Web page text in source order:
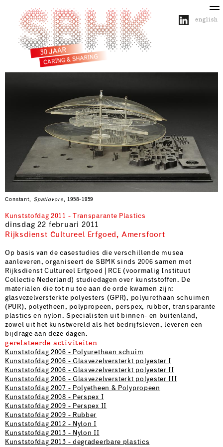
english
Constant, Spatiovore , 1958-1959
Kunststofdag 2011 - Transparante Plastics
dinsdag 22 februari 2011
Rijksdienst Cultureel Erfgoed, Amersfoort
Op basis van de casestudies die verschillende musea
aanleveren, organiseert de SBMK sinds 2006 samen met
Rijksdienst Cultureel Erfgoed | RCE (voormalig Instituut
Collectie Nederland) studiedagen over kunststoffen. De
materialen die tot nu toe aan de orde kwamen zijn:
glasvezelversterkte polyesters (GPR), polyurethaan schuimen
(PUR), polyetheen, polypropeen, perspex, rubber, transparante
plastics en nylon. Specialisten uit binnen- en buitenland,
zowel uit het kunstwereld als het bedrijfsleven, leveren een
bijdrage aan deze dagen.
gerelateerde activiteiten
Kunststofdag 2006 - Polyurethaan schuim
Kunststofdag 2006 - Glasvezelversterkt polyester I
Kunststofdag 2006 - Glasvezelversterkt polyester II
Kunststofdag 2006 - Glasvezelversterkt polyester III
Kunststofdag 2007 - Polyetheen & Polypropeen
Kunststofdag 2008 - Perspex I
Kunststofdag 2009 - Perspex II
Kunststofdag 2009 - Rubber
Kunststofdag 2012 - Nylon I
Kunststofdag 2013 - Nylon II
Kunststofdag 2013 - degradeerbare plastics